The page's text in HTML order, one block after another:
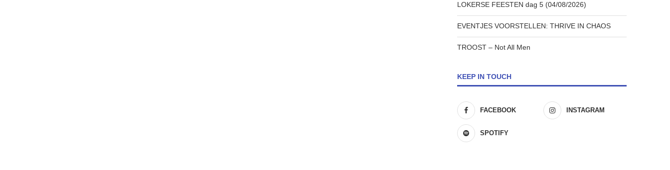
LOKERSE FEESTEN dag 5 (04/08/2026)
EVENTJES VOORSTELLEN: THRIVE IN CHAOS
TROOST – Not All Men
KEEP IN TOUCH
FACEBOOK INSTAGRAM
SPOTIFY